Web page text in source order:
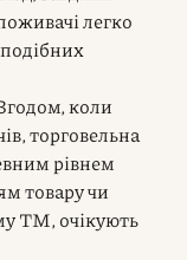
легко
коли
торговельна
рівнем
товару чи
ТМ, очікують